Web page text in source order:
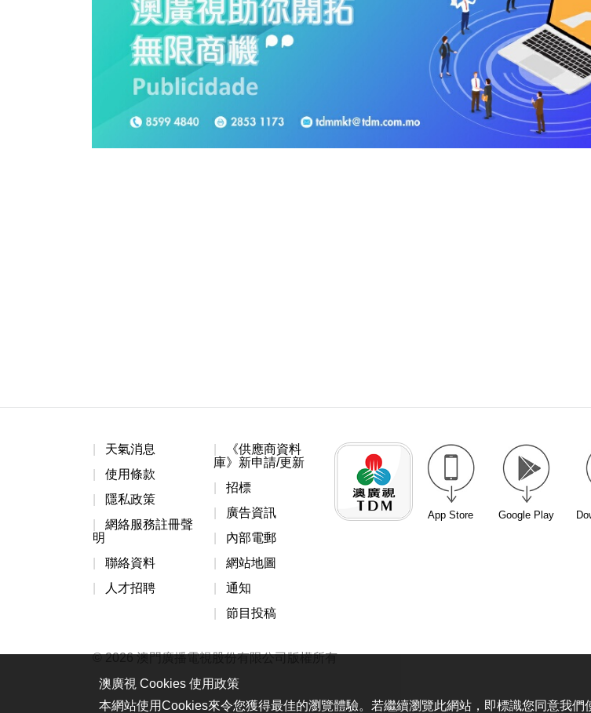
天氣消息
使用條款
隱私政策
網絡服務註冊聲
明
聯絡資料
人才招聘
《供應商資料
庫》新申請/更新
招標
廣告資訊
內部電郵
網站地圖
通知
節目投稿
App Store Google Play
© 2026 澳門廣播電視股份有限公司版權所有
澳廣視 Cookies 使用政策
本網站使用Cookies來令您獲得最佳的瀏覽體驗。若繼續瀏覽此網站，即標識您同意我